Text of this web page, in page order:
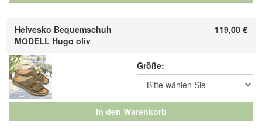
Straße 134, D-76275 Ettlingen, E-Mail: service@comfortschuh.de
Größe:
In den Warenkorb
Helvesko Bequemschuh
MODELL Hugo oliv
119,00 €